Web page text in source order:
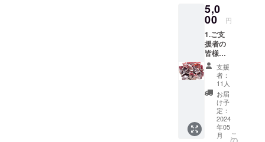
5,0
00 円
1.ご支
援者の
皆様に
お礼状
をお出
ししま
す。 2.
ご支援
者の皆
様のお
名前を
パネル
支援
者：
11人
お届
け予
定：
2024
年05
月
こ